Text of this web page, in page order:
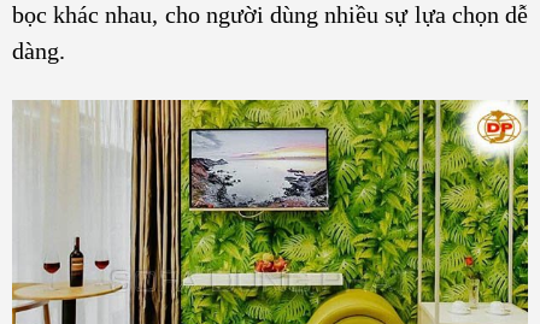
bọc khác nhau, cho người dùng nhiều sự lựa chọn dễ
dàng.